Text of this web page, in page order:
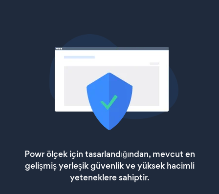
Powr ölçek için tasarlandığından, mevcut en
gelişmiş yerleşik güvenlik ve yüksek hacimli
yeteneklere sahiptir.